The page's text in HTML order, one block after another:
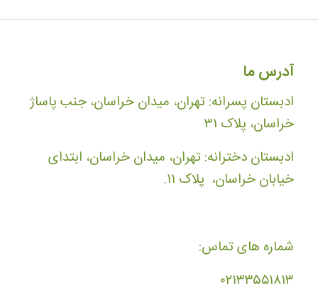
آدرس ما
ادبستان پسرانه: تهران، میدان خراسان، جنب پاساژ
خراسان، پلاک ۳۱
ادبستان دخترانه: تهران، میدان خراسان، ابتدای
خیابان خراسان، پلاک ۱۱.
شماره های تماس:
۰۲۱۳۳۵۵۱۸۱۳